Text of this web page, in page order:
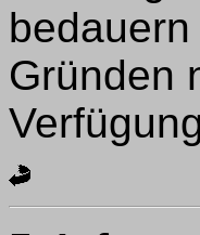
Gründen